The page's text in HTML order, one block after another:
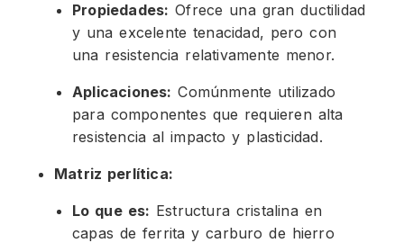
Propiedades: Ofrece una gran ductilidad
y una excelente tenacidad, pero con
una resistencia relativamente menor.
Aplicaciones: Comúnmente utilizado
para componentes que requieren alta
resistencia al impacto y plasticidad.
Matriz perlítica:
Lo que es: Estructura cristalina en
capas de ferrita y carburo de hierro